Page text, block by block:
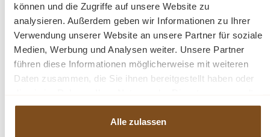
können und die Zugriffe auf unsere Website zu
analysieren. Außerdem geben wir Informationen zu Ihrer
Verwendung unserer Website an unsere Partner für soziale
Medien, Werbung und Analysen weiter. Unsere Partner
führen diese Informationen möglicherweise mit weiteren
Daten zusammen, die Sie ihnen bereitgestellt haben oder
haben.
Alle zulassen
Jugendstil Weichholz Sekretär